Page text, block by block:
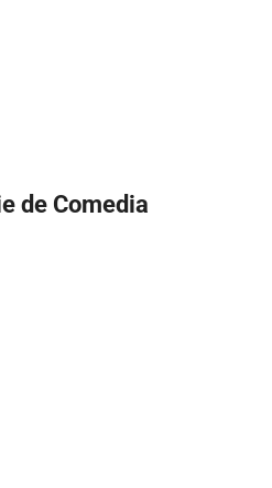
de Comedia